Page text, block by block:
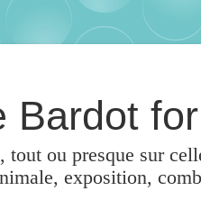
Bardot
ou presque sur
exposition,